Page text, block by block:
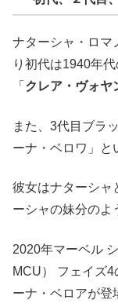
ナターシャ・ロマ
り初代は1940年
「 クレア・ヴォヤ
また、3代目ブラ
ーナ・ベロワ」と
彼女はナターシャ
ーシャの妹分のよ
2020年マーベル
MCU） フェイズ4
ーナ・ベロアが登